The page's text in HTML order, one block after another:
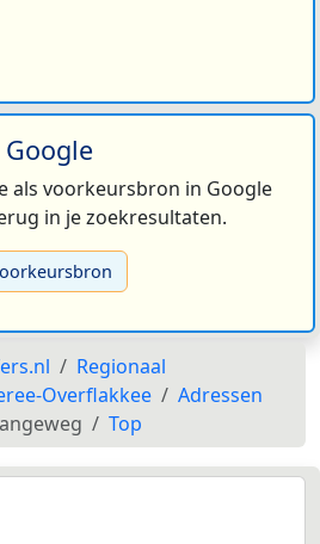
als voorkeursbron in Google
in je zoekresultaten.
Regionaal
Overflakkee
Adressen
Top